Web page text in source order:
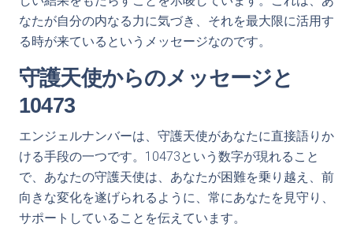
なたが自分の内なる力に気づき、それを最大限に活用す
る時が来ているというメッセージなのです。
守護天使からのメッセージと
10473
エンジェルナンバーは、守護天使があなたに直接語りか
ける手段の一つです。10473という数字が現れること
で、あなたの守護天使は、あなたが困難を乗り越え、前
向きな変化を遂げられるように、常にあなたを見守り、
サポートしていることを伝えています。